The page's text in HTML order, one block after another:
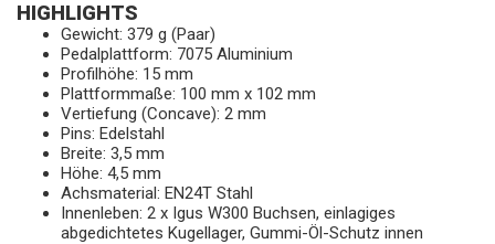
HIGHLIGHTS
Gewicht: 379 g (Paar)
Pedalplattform: 7075 Aluminium
Profilhöhe: 15 mm
Plattformmaße: 100 mm x 102 mm
Vertiefung (Concave): 2 mm
Pins: Edelstahl
Breite: 3,5 mm
Höhe: 4,5 mm
Achsmaterial: EN24T Stahl
Innenleben: 2 x Igus W300 Buchsen, einlagiges
abgedichtetes Kugellager, Gummi-Öl-Schutz innen